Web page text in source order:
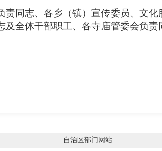
责同志、各乡（镇）宣传委员、文
及全体干部职工、各寺庙管委会负
自治区部门网站